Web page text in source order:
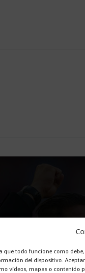
que todo funcione como
del dispositivo.
vídeos, mapas o contenido